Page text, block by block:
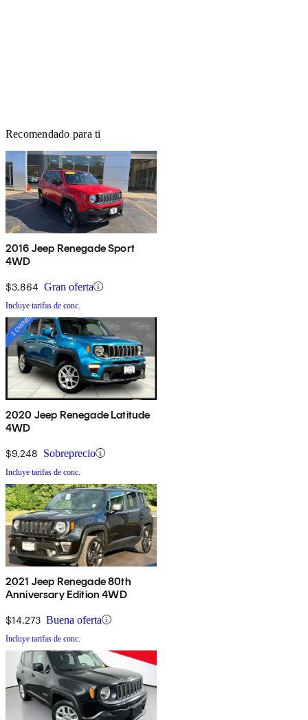
Recomendado para ti
2016 Jeep Renegade Sport
4WD
$3,864 Gran oferta
Incluye tarifas de conc.
2020 Jeep Renegade Latitude
4WD
$9,248 Sobreprecio
Incluye tarifas de conc.
2021 Jeep Renegade 80th
Anniversary Edition 4WD
$14,273 Buena oferta
Incluye tarifas de conc.